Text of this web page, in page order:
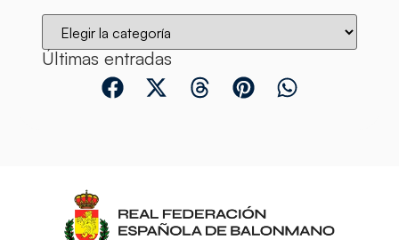
Últimas entradas